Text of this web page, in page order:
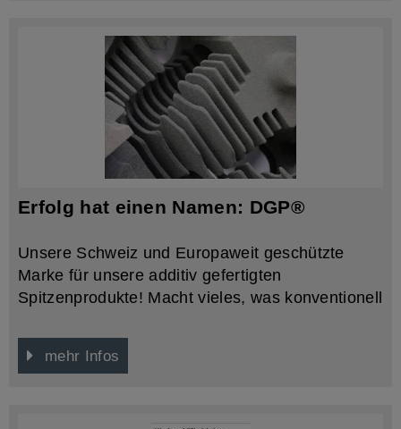
Gusstechnologen EFZ und Gussformer EFZ
schmackhaft machen. Als kleine Erinnerung
durften die Schüler gleich selber mit anpacken
und eine kleine Gussform herstellen. Begleitet
wurden die Schüler unter anderem von unserem
Lernenden Micha Geiser, wel...
Erfolg hat einen Namen: DGP®
Unsere Schweiz und Europaweit geschützte
Marke für unsere additiv gefertigten
Spitzenprodukte! Macht vieles, was konventionell
und Zuverlässig…. Übrigens auch für Serien im
Hybridverfahren geeignet. Interessiert? Dann
mehr Infos